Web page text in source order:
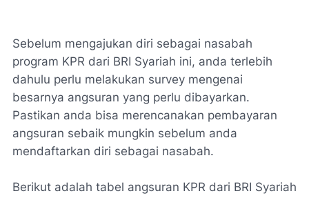
Sebelum mengajukan diri sebagai nasabah
program KPR dari BRI Syariah ini, anda terlebih
dahulu perlu melakukan survey mengenai
besarnya angsuran yang perlu dibayarkan.
Pastikan anda bisa merencanakan pembayaran
angsuran sebaik mungkin sebelum anda
mendaftarkan diri sebagai nasabah.
Berikut adalah tabel angsuran KPR dari BRI Syariah